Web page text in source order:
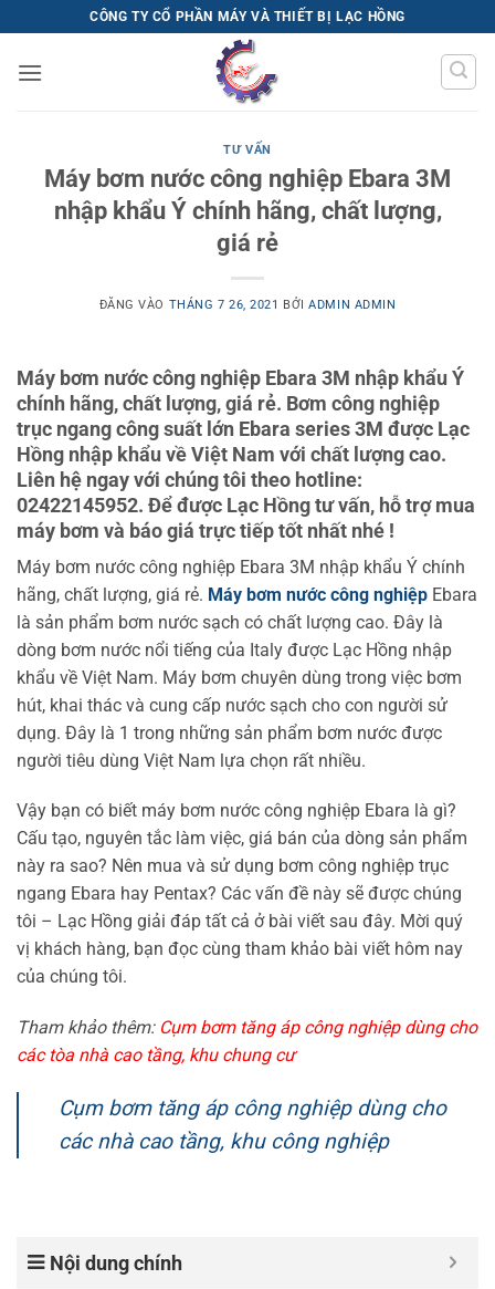
qua
nội
CÔNG TY CỔ PHẦN MÁY VÀ THIẾT BỊ LẠC HỒNG
TƯ VẤN
Máy bơm nước công nghiệp Ebara 3M
nhập khẩu Ý chính hãng, chất lượng,
giá rẻ
ĐĂNG VÀO THÁNG 7 26, 2021 BỞIADMIN ADMIN
Máy bơm nước công nghiệp Ebara 3M nhập khẩu Ý
chính hãng, chất lượng, giá rẻ. Bơm công nghiệp
trục ngang công suất lớn Ebara series 3M được Lạc
Hồng nhập khẩu về Việt Nam với chất lượng cao.
Liên hệ ngay với chúng tôi theo hotline:
02422145952. Để được Lạc Hồng tư vấn, hỗ trợ mua
máy bơm và báo giá trực tiếp tốt nhất nhé !
Máy bơm nước công nghiệp Ebara 3M nhập khẩu Ý chính
hãng, chất lượng, giá rẻ. Máy bơm nước công nghiệp Ebara
là sản phẩm bơm nước sạch có chất lượng cao. Đây là
dòng bơm nước nổi tiếng của Italy được Lạc Hồng nhập
khẩu về Việt Nam. Máy bơm chuyên dùng trong việc bơm
hút, khai thác và cung cấp nước sạch cho con người sử
dụng. Đây là 1 trong những sản phẩm bơm nước được
người tiêu dùng Việt Nam lựa chọn rất nhiều.
Vậy bạn có biết máy bơm nước công nghiệp Ebara là gì?
Cấu tạo, nguyên tắc làm việc, giá bán của dòng sản phẩm
này ra sao? Nên mua và sử dụng bơm công nghiệp trục
ngang Ebara hay Pentax? Các vấn đề này sẽ được chúng
tôi – Lạc Hồng giải đáp tất cả ở bài viết sau đây. Mời quý
vị khách hàng, bạn đọc cùng tham khảo bài viết hôm nay
của chúng tôi.
Tham khảo thêm: Cụm bơm tăng áp công nghiệp dùng cho
các tòa nhà cao tầng, khu chung cư
Cụm bơm tăng áp công nghiệp dùng cho
các nhà cao tầng, khu công nghiệp
Nội dung chính